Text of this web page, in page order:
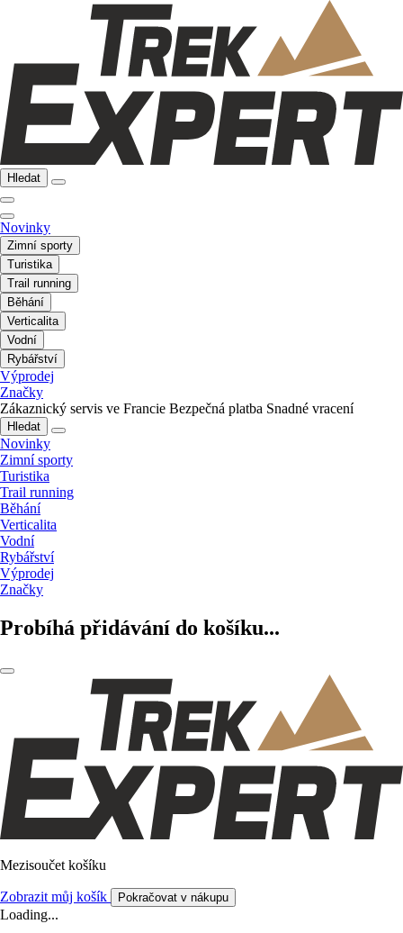
Hledat
Novinky
Zimní sporty
Turistika
Trail running
Běhání
Verticalita
Vodní
Rybářství
Výprodej
Značky
Zákaznický servis ve Francie Bezpečná platba Snadné vracení
Hledat
Novinky
Zimní sporty
Turistika
Trail running
Běhání
Verticalita
Vodní
Rybářství
Výprodej
Značky
Probíhá přidávání do košíku...
Mezisoučet košíku
Zobrazit můj košík Pokračovat v nákupu
Loading...